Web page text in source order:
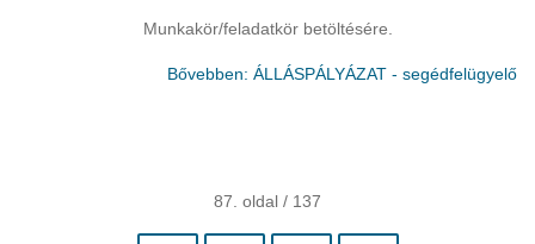
Munkakör/feladatkör betöltésére.
Bővebben: ÁLLÁSPÁLYÁZAT - segédfelügyelő
87. oldal / 137